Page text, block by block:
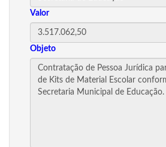
Valor
Objeto